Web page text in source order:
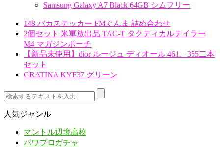
Samsung Galaxy A7 Black 64GB シムフリー
148 バカステッカー FMぐんま 詰め合わせ
2個セット 米軍放出品 TAC-T タクティカルテイラー
M4 マガジンポーチ
【新品未使用】dior ルージュ ディオール 461、355二本
セット
GRATINA KYF37 グリーン
人気ジャンル
マントル辺境高校
パワプロガチャ